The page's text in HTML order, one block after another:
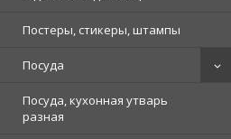
Постеры, стикеры, штампы
Посуда
Посуда, кухонная утварь
разная